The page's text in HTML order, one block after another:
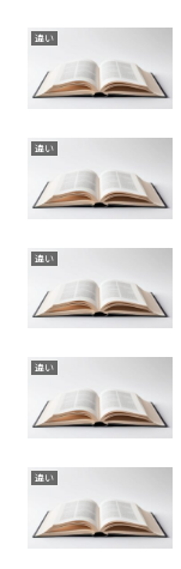
違い
違い
違い
違い
違い